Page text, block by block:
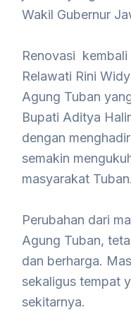
Wakil Gubernur
Renovasi
Relawati Rini
Agung Tuban
Bupati Aditya
dengan
semakin
masyarakat Tuban.
Perubahan dari
Agung Tuban,
dan berharga.
sekaligus tempat
sekitarnya.